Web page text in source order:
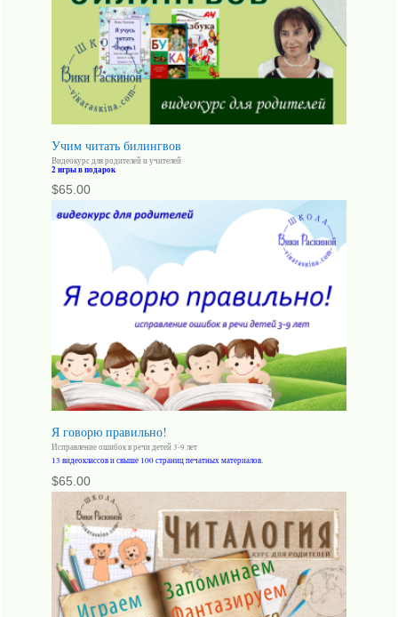
Учим читать билингвов
Видеокурс для родителей и учителей
2 игры в подарок
$65.00
Я говорю правильно!
Исправление ошибок в речи детей 3-9 лет
13 видеоклассов и свыше 100 страниц печатных материалов.
$65.00